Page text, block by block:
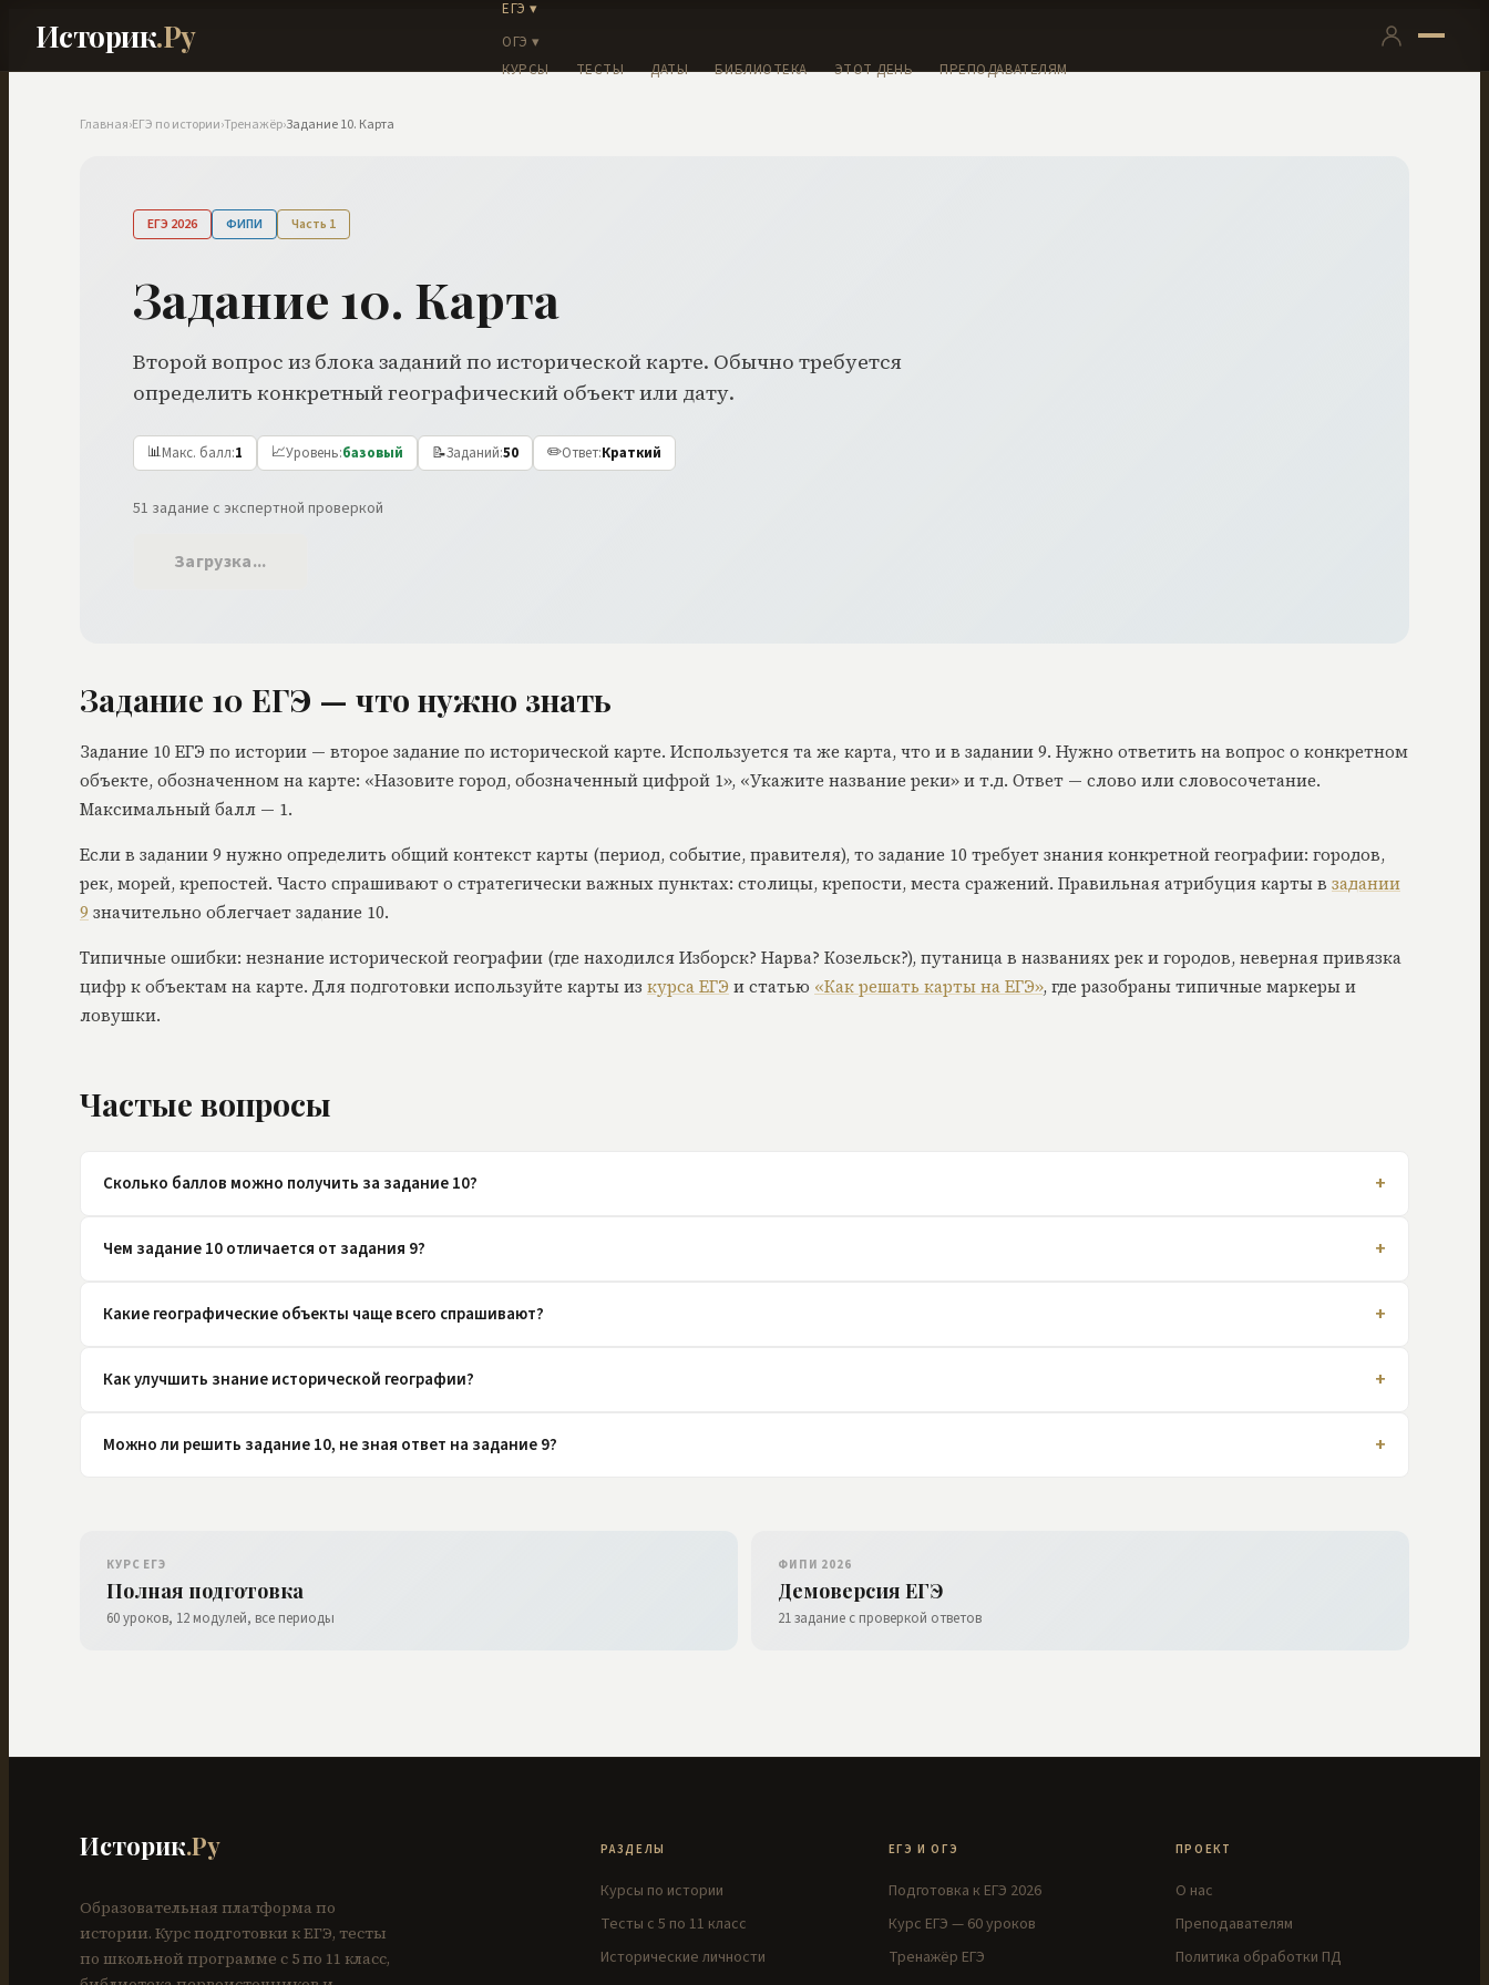
Историк.Ру
ЕГЭ ▾
ОГЭ ▾
КУРСЫ
ТЕСТЫ ДАТЫ БИБЛИОТЕКА ЭТОТ ДЕНЬ ПРЕПОДАВАТЕЛЯМ
Главная›ЕГЭ по истории›Тренажёр›Задание10. Карта
ЕГЭ 2026 ФИПИ Часть 1
Задание 10. Карта
Второй вопрос из блока заданий по исторической карте. Обычно требуется
определить конкретный географический объект или дату.
📊Макс. балл:1 📈Уровень:базовый 📝Заданий:50 ✏️Ответ:Краткий
51 задание с экспертной проверкой
Загрузка...
Задание 10 ЕГЭ — что нужно знать
Задание 10 ЕГЭ по истории — второе задание по исторической карте. Используется та же карта, что и в задании 9. Нужно ответить на вопрос о конкретном
объекте, обозначенном на карте: «Назовите город, обозначенный цифрой 1», «Укажите название реки» и т.д. Ответ — слово или словосочетание.
Максимальный балл — 1.
Если в задании 9 нужно определить общий контекст карты (период, событие, правителя), то задание 10 требует знания конкретной географии: городов,
рек, морей, крепостей. Часто спрашивают о стратегически важных пунктах: столицы, крепости, места сражений. Правильная атрибуция карты в задании
9 значительно облегчает задание 10.
Типичные ошибки: незнание исторической географии (где находился Изборск? Нарва? Козельск?), путаница в названиях рек и городов, неверная привязка
цифр к объектам на карте. Для подготовки используйте карты из курса ЕГЭ и статью «Как решать карты на ЕГЭ», где разобраны типичные маркеры и
ловушки.
Частые вопросы
Сколько баллов можно получить за задание 10? +
Чем задание 10 отличается от задания 9? +
Какие географические объекты чаще всего спрашивают? +
Как улучшить знание исторической географии? +
Можно ли решить задание 10, не зная ответ на задание 9? +
КУРС ЕГЭ
Полная подготовка
60 уроков, 12 модулей, все периоды
ФИПИ 2026
Демоверсия ЕГЭ
21 задание с проверкой ответов
Историк.Ру
Образовательная платформа по
истории. Курс подготовки к ЕГЭ, тесты
по школьной программе с 5 по 11 класс,
РАЗДЕЛЫ
Курсы по истории
Тесты с 5 по 11 класс
Исторические личности
ЕГЭ И ОГЭ
Подготовка к ЕГЭ 2026
Курс ЕГЭ — 60 уроков
Тренажёр ЕГЭ
ПРОЕКТ
О нас
Преподавателям
Политика обработки ПД